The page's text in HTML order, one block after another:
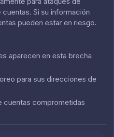
Si su información
pueden estar en riesgo.
aparecen en esta brecha
para sus direcciones de
cuentas comprometidas